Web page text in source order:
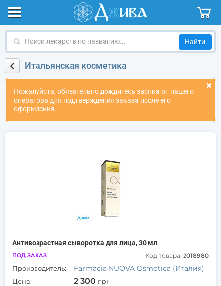
Поиск
по
названиюИтальянская косметика
Пожалуйста, обязательно дождитесь звонка от нашего
оператора для подтверждения заказа после его
оформления.
Антивозрастная сыворотка для лица, 30 мл
ПОД ЗАКАЗ Код товара: 2018980
Производитель: Farmacia NUOVA Osmotica (Италия)
Цена: 2 300 грн